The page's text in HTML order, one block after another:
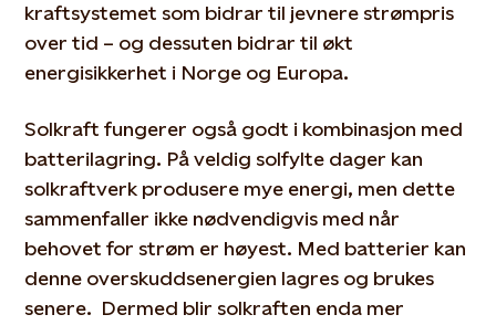
kraftsystemet som bidrar til jevnere strømpris
over tid – og dessuten bidrar til økt
energisikkerhet i Norge og Europa.
Solkraft fungerer også godt i kombinasjon med
batterilagring. På veldig solfylte dager kan
solkraftverk produsere mye energi, men dette
sammenfaller ikke nødvendigvis med når
behovet for strøm er høyest. Med batterier kan
denne overskuddsenergien lagres og brukes
senere. Dermed blir solkraften enda mer